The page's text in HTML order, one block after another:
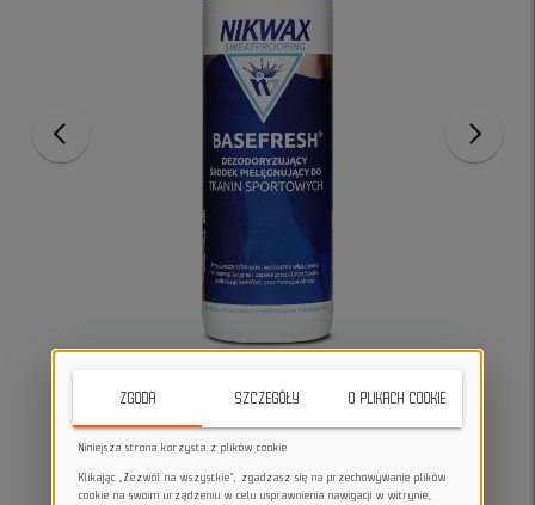
ZGODA SZCZEGÓŁY O PLIKACH COOKIE
Niniejsza strona korzysta z plików cookie
Klikając „Zezwól na wszystkie”, zgadzasz się na przechowywanie plików
cookie na swoim urządzeniu w celu usprawnienia nawigacji w witrynie,